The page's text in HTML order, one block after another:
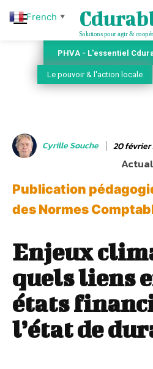
Solutions pour agir &
PHVA - L'essentiel
Le pouvoir & l'action locale
Cyrille Souche 20 février
Publication
des Normes
Enjeux
quels liens
états
l’état de
French ▼